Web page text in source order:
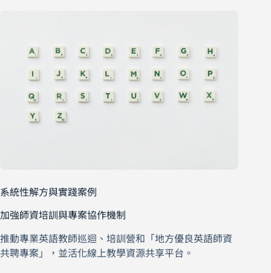
系統性解方與實踐案例
加強師資培訓與專案協作機制
推動專業英語教師巡迴、培訓營和「地方優良英語師資
共聘專案」，並活化線上教學資源共享平台。